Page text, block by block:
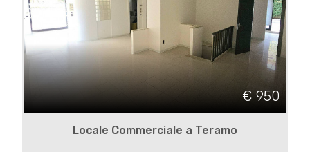
€ 950
Locale Commerciale a Teramo